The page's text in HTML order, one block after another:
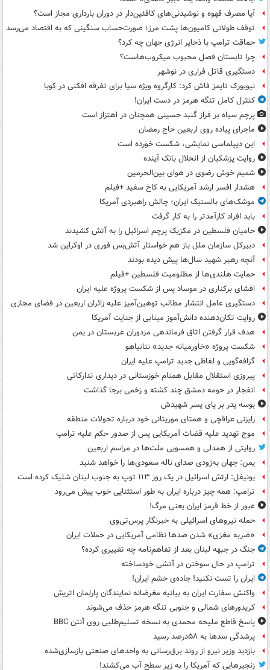
آیا مصرف قهوه و نوشیدنی‌های کافئین‌دار در دوران بارداری مجاز است؟
توقف طولانی کامیون‌ها پشت مرز؛ صورت‌حساب سنگینی که به اقتصاد می‌رسد
حماقت ترامپ با ذخایر انرژی جهان چه کرد؟
چرا تابستان فصل محبوب میکروب‌هاست؟
دستگیری قاتل فراری در نوشهر
نیویورک تایمز فاش کرد: کارگروه ویژه سیا برای تفرقه افکنی در کوبا
کنترل کامل تنگه هرمز در دست ایران!
پرچم سیاه بر فراز گنبد حسینی همچنان در اهتزاز است
ماجرای پیاده روی اربعین حاج رمضان
این دیپلماسی نمایشی، شکست خورده است
روایت پزشکیان از انحلال بانک آینده
شمیم خوش رضوی در هوای بین‌الحرمین
هشدار افسر ارشد آمریکایی به کاخ سفید +فیلم
موشک‌های بالستیک ایران؛ چالش راهبردی آمریکا
باید افراد کارآمدتر را به کار گرفت
حامیان فلسطین در مکزیک پرچم اسرائیل را به آتش کشیدند
دبیرکل سازمان ملل باز هم خواستار آتش‌بس فوری در اوکراین شد
آنچه رهبر شهید سال‌ها پیش دیده بودند
حمایت هلندی‌ها از مظلومیت فلسطین +فیلم
افشای برکناری در موساد پس از شکست پروژه علیه ایران
دستگیری عامل انتشار مطالب توهین‌آمیز علیه زائران اربعین در فضای مجازی
روایت تکان‌دهنده دانش‌آموز مینابی از جنایت آمریکا
هدف قرار گرفتن اتاق‌ فرماندهی مزدوران عربستان در یمن
شکست پروژه «خاورمیانه جدید» نتانیاهو
گزافه‌گویی و لفاظی جدید ترامپ علیه ایران
پیروزی استقلال مقابل همنام خوزستانی در دیداری تدارکاتی
انفجار در حومه دمشق چند کشته و زخمی برجا گذاشت
بوسه‌ پدر بر پای پسر شهیدش
رایزنی عراقچی و همتای موریتانی خود درباره تحولات منطقه
موج تهدید علیه قضات آمریکایی پس از صدور حکم علیه ترامپ
روایتی از همدلی و همسویی ملت‌ها در مراسم اربعین
یمن: جهان به‌زودی صدای ناله سعودی‌ها را خواهد شنید
یونیفل: ارتش اسرائیل در یک روز ۱۱۳ توپ به جنوب لبنان شلیک کرده است
ترامپ: همه چیز درباره ایران به طور استثنایی خوب پیش می‌رود
عبور از خط قرمز ایران یعنی مرگ!
حمله نیروهای اسرائیلی به خبرنگار پرس‌تی‌وی
«ضربه مغزی» شدن صدها نظامی آمریکایی در حملات ایران
جنگ در جبهه لبنان بعد از تفاهم‌نامه چه تغییری کرده؟
ترامپ در حال سوختن در آتشی خودساخته
ایران را تست نکنید! جاده‌ی خشم ایران!
واکنش سفارت ایران به بیانیه مغرضانه نمایندگان پارلمان اتریش
کریدورهای شمالی و جنوبی تنگه هرمز حذف می‌شوند
پاسخ قاطع ملیحه محمدی به نسخه تسلیم‌طلبی روی آنتن BBC
پرشدگی سدها به ۵۸درصد رسید
بازدید وزیر نیرو از روند برق‌رسانی به واحدهای صنعتی بازسازی‌شده
زنجیرهایی که آمریکا را به زیر سطح آب می‌کشند!